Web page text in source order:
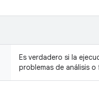
Es verdadero si la
problemas de análisis o